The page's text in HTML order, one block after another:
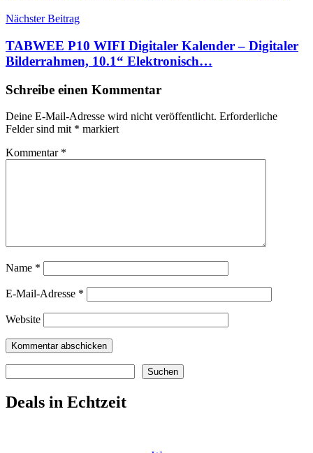
Nächster Beitrag
TABWEE P10 WIFI Digitaler Kalender – Digitaler
Bilderrahmen, 10.1“ Elektronisch…
Schreibe einen Kommentar
Deine E-Mail-Adresse wird nicht veröffentlicht. Erforderliche
Felder sind mit * markiert
Kommentar *
Name *
E-Mail-Adresse *
Website
Suchen
Deals in Echtzeit